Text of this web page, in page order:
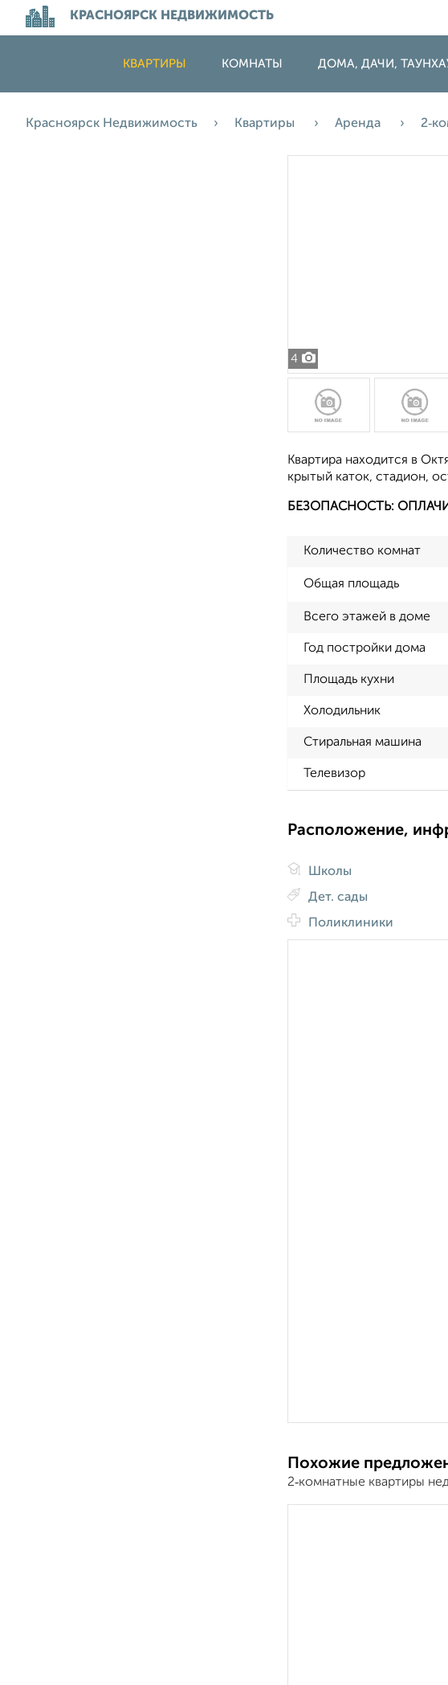
КРАСНОЯРСК НЕДВИЖИМОСТЬ
КВАРТИРЫ КОМНАТЫ ДОМА, ДАЧИ,
Красноярск Недвижимость Квартиры Аренда
4
Квартира находится в
крытый каток, стадион,
БЕЗОПАСНОСТЬ:
Количество комнат
Общая площадь
Всего этажей в доме
Год постройки дома
Площадь кухни
Холодильник
Стиральная машина
Телевизор
Расположение,
Школы
Дет. сады
Поликлиники
Похожие
2‑комнатные квартиры